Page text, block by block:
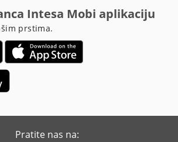
Intesa Mobi aplikaciju
prstima.
Pratite nas na: